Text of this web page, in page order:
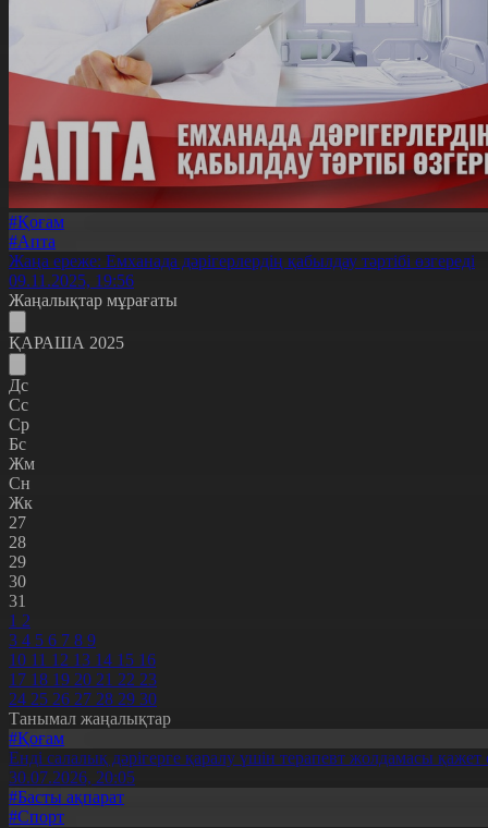
#Қоғам
#Апта
Жаңа ереже: Емханада дәрігерлердің қабылдау тәртібі өзгереді
09.11.2025, 19:56
Жаңалықтар мұрағаты
ҚАРАША 2025
Дс
Сс
Ср
Бс
Жм
Сн
Жк
27
28
29
30
31
1 2
3 4 5 6 7 8 9
10 11 12 13 14 15 16
17 18 19 20 21 22 23
24 25 26 27 28 29 30
Танымал жаңалықтар
#Қоғам
Енді салалық дәрігерге қаралу үшін терапевт жолдамасы қажет
30.07.2026, 20:05
#Басты ақпарат
#Спорт